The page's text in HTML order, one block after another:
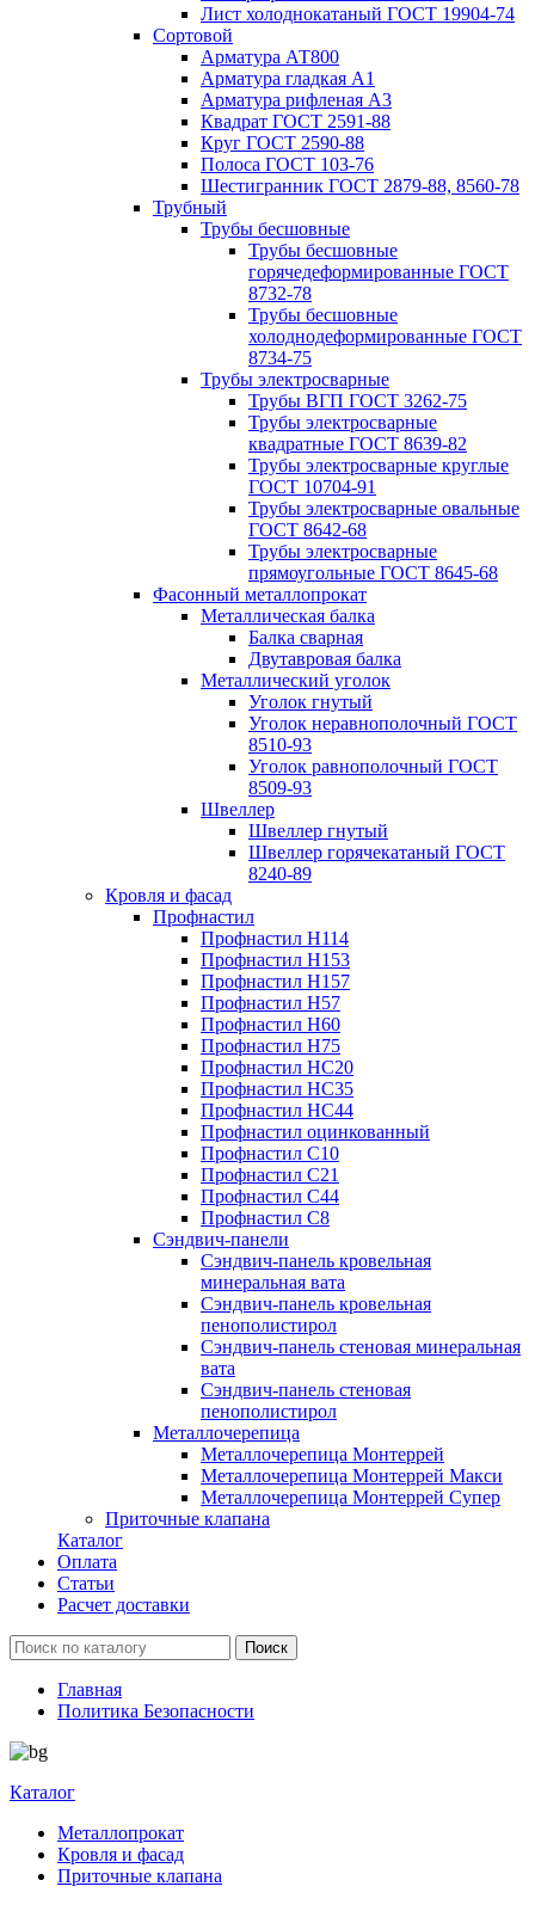
Лист холоднокатаный ГОСТ 19904-74
Сортовой
Арматура АТ800
Арматура гладкая А1
Арматура рифленая А3
Квадрат ГОСТ 2591-88
Круг ГОСТ 2590-88
Полоса ГОСТ 103-76
Шестигранник ГОСТ 2879-88, 8560-78
Трубный
Трубы бесшовные
Трубы бесшовные
горячедеформированные ГОСТ
8732-78
Трубы бесшовные
холоднодеформированные ГОСТ
8734-75
Трубы электросварные
Трубы ВГП ГОСТ 3262-75
Трубы электросварные
квадратные ГОСТ 8639-82
Трубы электросварные круглые
ГОСТ 10704-91
Трубы электросварные овальные
ГОСТ 8642-68
Трубы электросварные
прямоугольные ГОСТ 8645-68
Фасонный металлопрокат
Металлическая балка
Балка сварная
Двутавровая балка
Металлический уголок
Уголок гнутый
Уголок неравнополочный ГОСТ
8510-93
Уголок равнополочный ГОСТ
8509-93
Швеллер
Швеллер гнутый
Швеллер горячекатаный ГОСТ
8240-89
Кровля и фасад
Профнастил
Профнастил Н114
Профнастил Н153
Профнастил Н157
Профнастил Н57
Профнастил Н60
Профнастил Н75
Профнастил НС20
Профнастил НС35
Профнастил НС44
Профнастил оцинкованный
Профнастил С10
Профнастил С21
Профнастил С44
Профнастил С8
Сэндвич-панели
Сэндвич-панель кровельная
минеральная вата
Сэндвич-панель кровельная
пенополистирол
Сэндвич-панель стеновая минеральная
вата
Сэндвич-панель стеновая
пенополистирол
Металлочерепица
Металлочерепица Монтеррей
Металлочерепица Монтеррей Макси
Металлочерепица Монтеррей Супер
Приточные клапана
Каталог
Оплата
Статьи
Расчет доставки
Главная
Политика Безопасности
Каталог
Металлопрокат
Кровля и фасад
Приточные клапана